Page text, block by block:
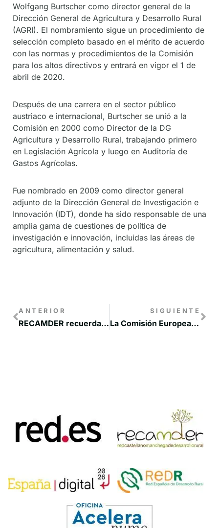
Wolfgang Burtscher como director general de la
Dirección General de Agricultura y Desarrollo Rural
(AGRI). El nombramiento sigue un procedimiento de
selección completo basado en el mérito de acuerdo
con las normas y procedimientos de la Comisión
para los altos directivos y entrará en vigor el 1 de
abril de 2020.
Después de una carrera en el sector público
austriaco e internacional, Burtscher se unió a la
Comisión en 2000 como Director de la DG
Agricultura y Desarrollo Rural, trabajando primero
en Legislación Agrícola y luego en Auditoría de
Gastos Agrícolas.
Fue nombrado en 2009 como director general
adjunto de la Dirección General de Investigación e
Innovación (IDT), donde ha sido responsable de una
amplia gama de cuestiones de política de
investigación e innovación, incluidas las áreas de
agricultura, alimentación y salud.
ANTERIOR
RECAMDER recuerda que “el mundo rural es especialmente vulnerable ante el coronavirus”
SIGUIENTE
La Comisión Europea anuncia nuevas medidas de flexibilización y reasignación de fondos de desarrollo rural